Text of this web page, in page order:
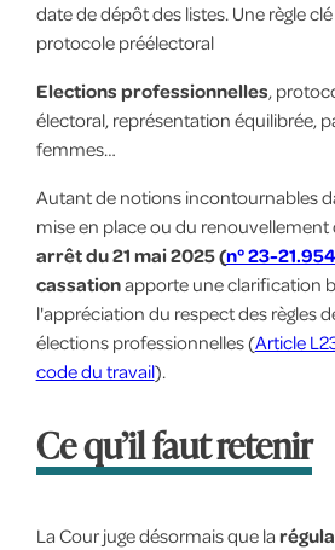
date de dépôt des listes. Une règle
protocole préélectoral
Elections professionnelles,
électoral, représentation équilibrée,
femmes…
Autant de notions incontournables
mise en place ou du renouvellement
arrêt du 21 mai 2025 (n° 23-21.954
cassationapporte une clarification
l'appréciation du respect des règles
élections professionnelles (Article
code du travail).
Ce qu’il faut retenir
La Cour juge désormais que la